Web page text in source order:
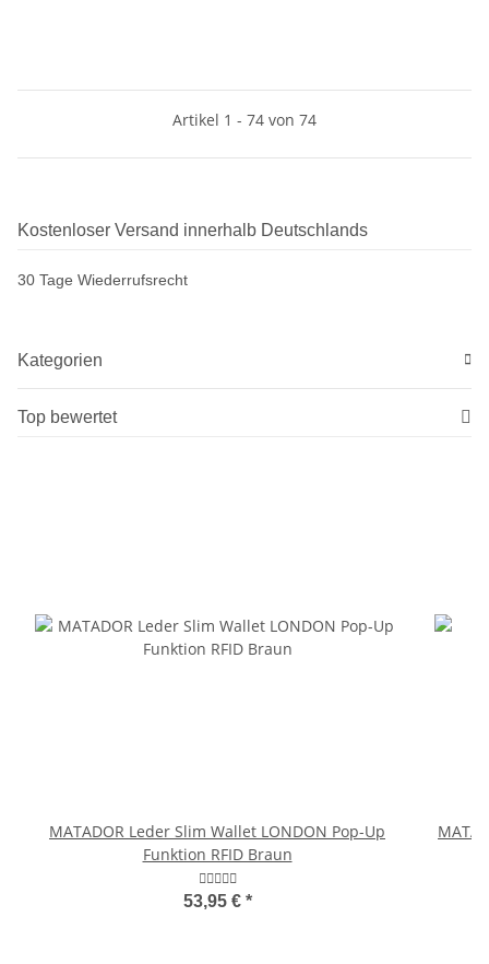
Artikel 1 - 74 von 74
Kostenloser Versand innerhalb Deutschlands
30 Tage Wiederrufsrecht
Kategorien
Top bewertet
MATADOR Leder Slim Wallet LONDON Pop-Up
Funktion RFID Braun
53,95 € *